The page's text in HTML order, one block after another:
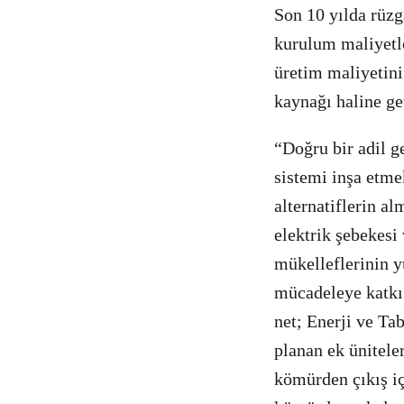
Son 10 yılda
kurulum
üretim maliyetini
kaynağı haline
“Doğru bir adil
sistemi inşa
alternatiflerin
elektrik
mükelleflerinin
mücadeleye
net; Enerji ve
planan ek
kömürden çıkış